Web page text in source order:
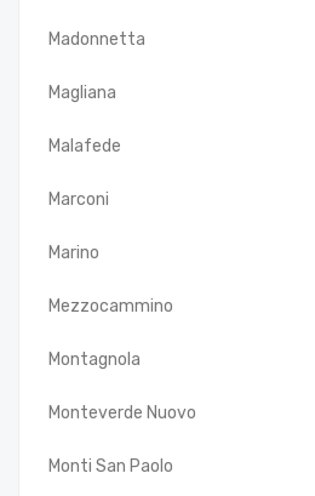
Madonnetta
Magliana
Malafede
Marconi
Marino
Mezzocammino
Montagnola
Monteverde Nuovo
Monti San Paolo